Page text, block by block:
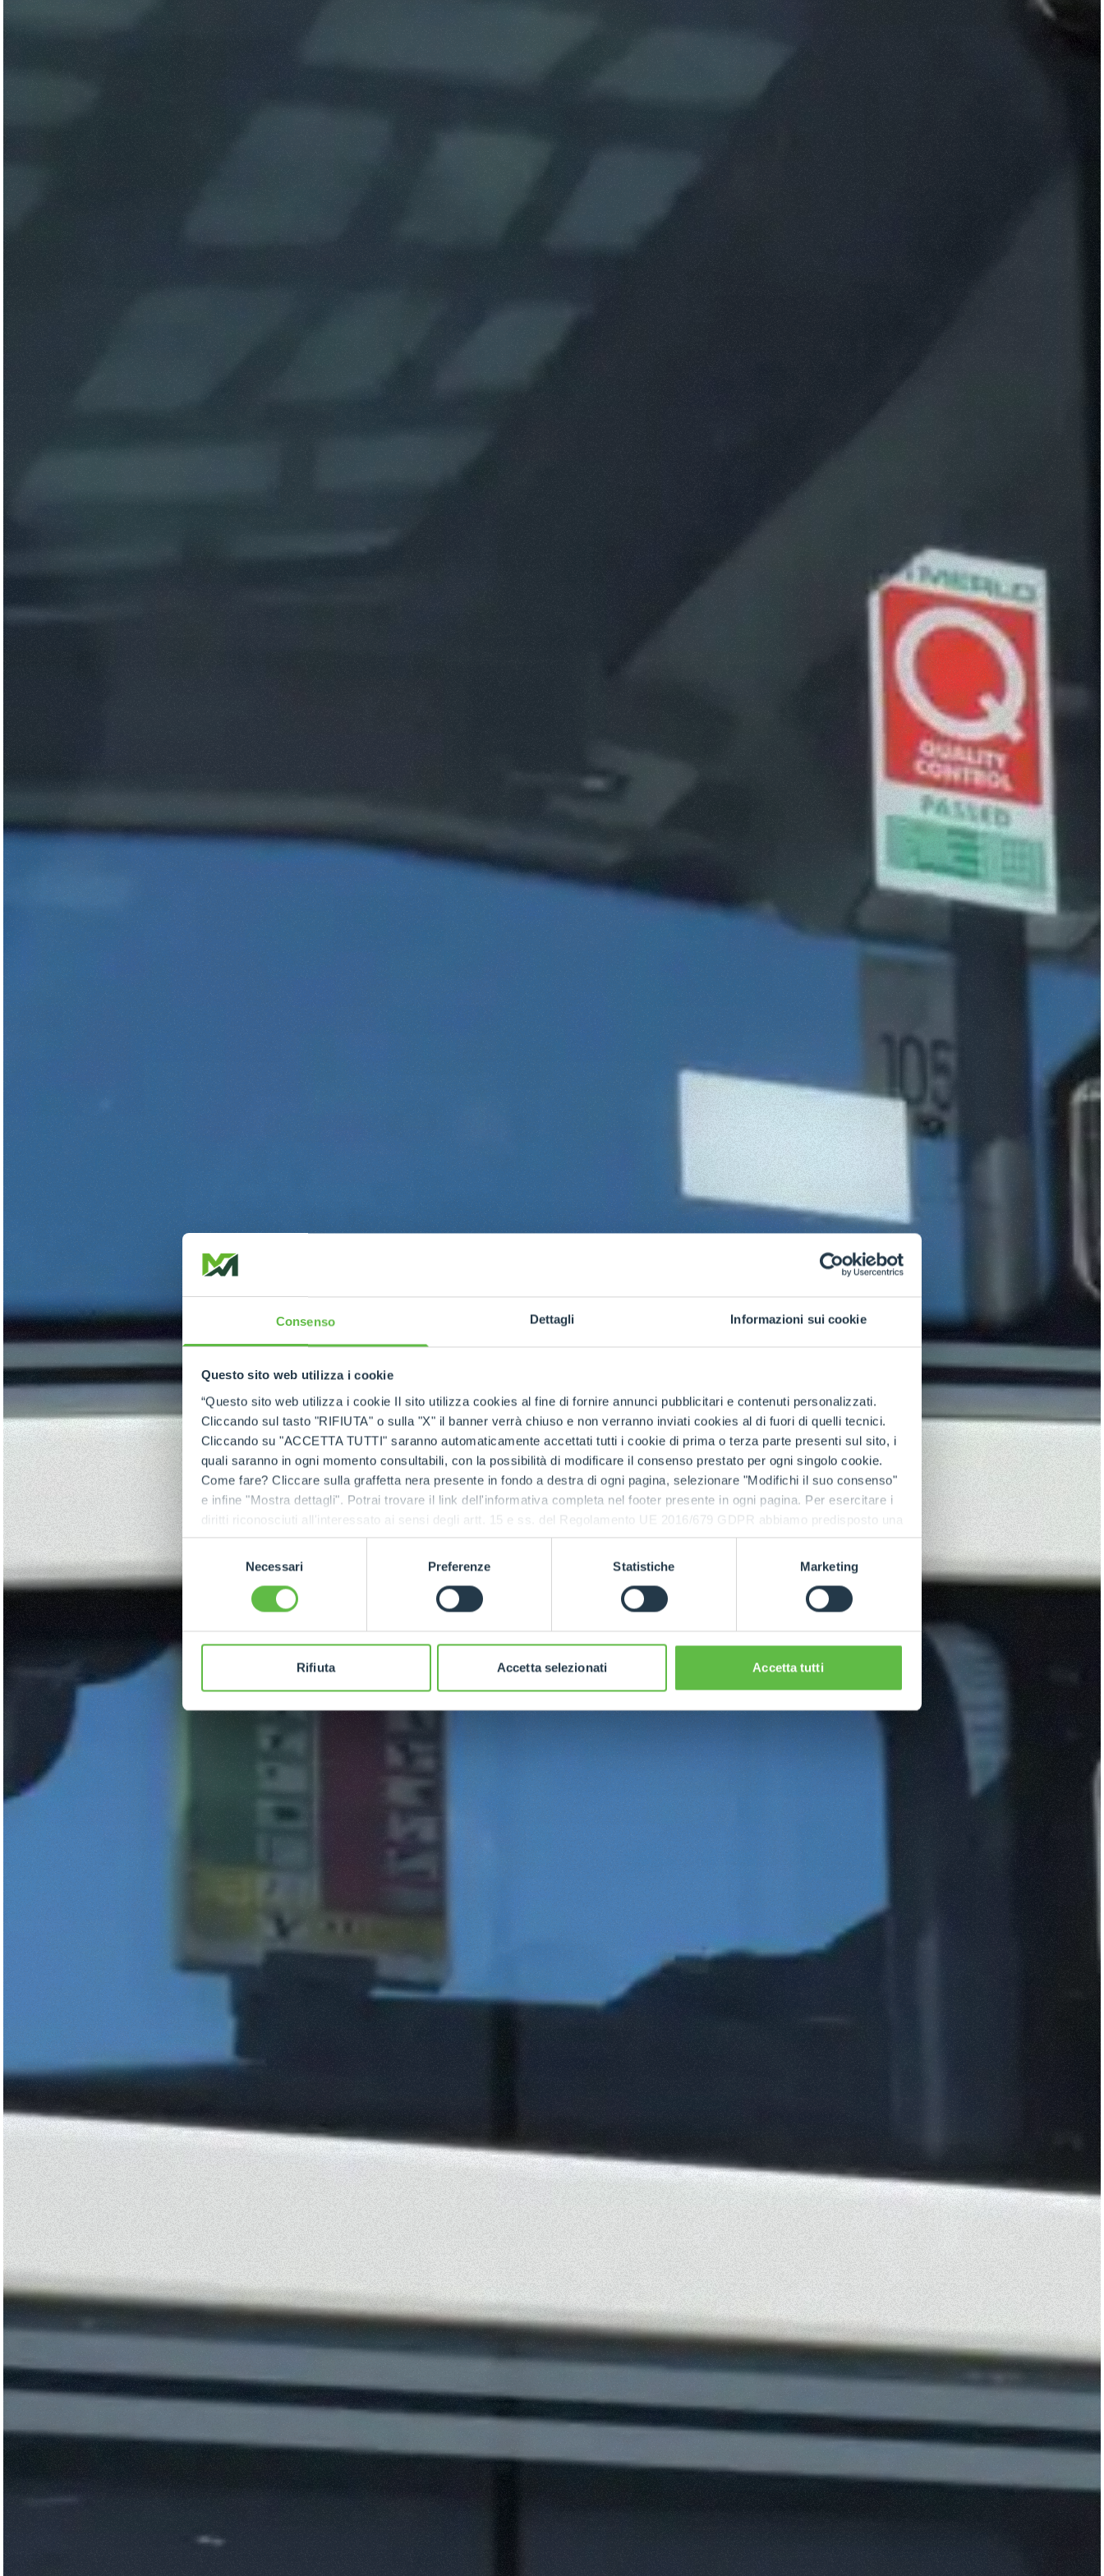
Consenso Dettagli Informazioni sui cookie
Questo sito web utilizza i cookie
“Questo sito web utilizza i cookie Il sito utilizza cookies al fine di fornire annunci pubblicitari e contenuti personalizzati.
Cliccando sul tasto "RIFIUTA" o sulla "X" il banner verrà chiuso e non verranno inviati cookies al di fuori di quelli tecnici.
Cliccando su "ACCETTA TUTTI" saranno automaticamente accettati tutti i cookie di prima o terza parte presenti sul sito, i
quali saranno in ogni momento consultabili, con la possibilità di modificare il consenso prestato per ogni singolo cookie.
Come fare? Cliccare sulla graffetta nera presente in fondo a destra di ogni pagina, selezionare "Modifichi il suo consenso"
e infine "Mostra dettagli". Potrai trovare il link dell'informativa completa nel footer presente in ogni pagina. Per esercitare i
diritti riconosciuti all'interessato ai sensi degli artt. 15 e ss. del Regolamento UE 2016/679 GDPR abbiamo predisposto una
apposita procedura.
consenso
Necessari Preferenze Statistiche Marketing
Rifiuta Accetta selezionati Accetta tutti
SHOW ALL
FORKS
FORKS AND CLAMPS